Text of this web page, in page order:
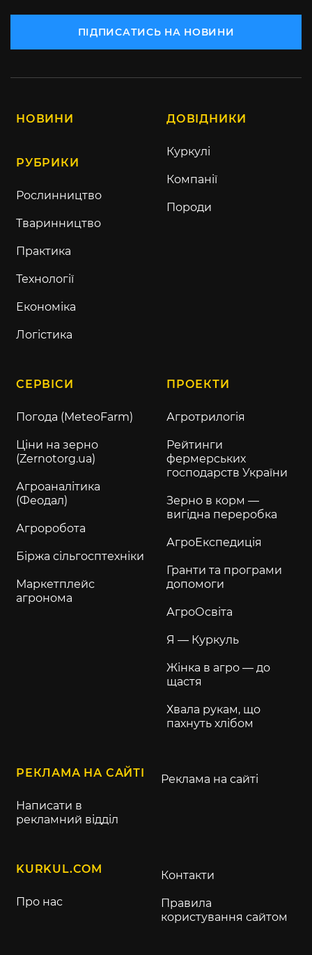
ПІДПИСАТИСЬ НА НОВИНИ
НОВИНИ
РУБРИКИ
Рослинництво
Тваринництво
Практика
Технології
Економіка
Логістика
ДОВІДНИКИ
Куркулі
Компанії
Породи
СЕРВІСИ
Погода (MeteoFarm)
Ціни на зерно
(Zernotorg.ua)
Агроаналітика
(Феодал)
Агроробота
Біржа сільгосптехніки
Маркетплейс
агронома
ПРОЕКТИ
Агротрилогія
Рейтинги
фермерських
господарств України
Зерно в корм —
вигідна переробка
АгроЕкспедиція
Гранти та програми
допомоги
АгроОсвіта
Я — Куркуль
Жінка в агро — до
щастя
Хвала рукам, що
пахнуть хлібом
РЕКЛАМА НА САЙТІ
Написати в
рекламний відділ
Реклама на сайті
KURKUL.COM
Про нас
Контакти
Правила
користування сайтом